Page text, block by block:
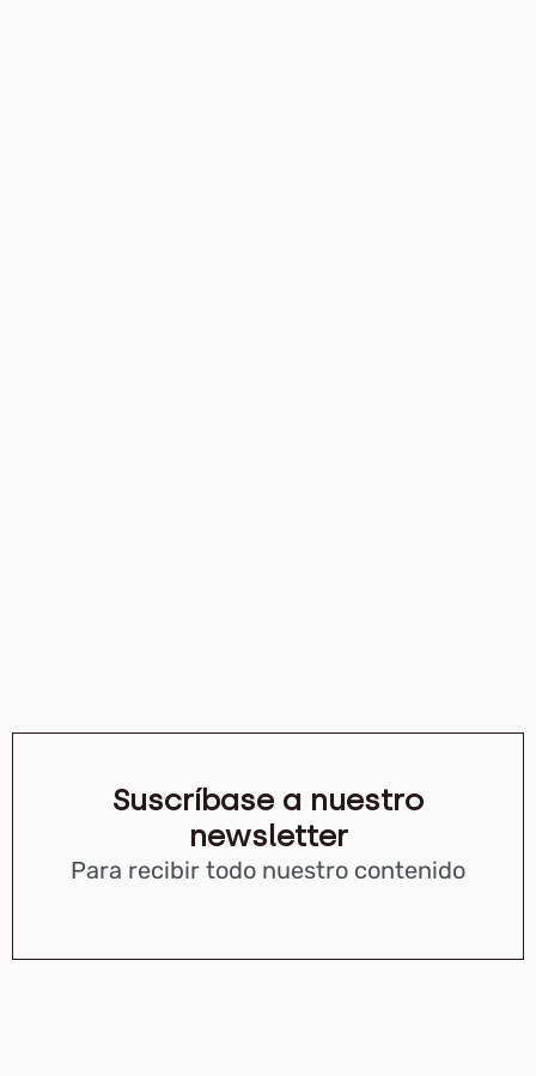
Suscríbase a nuestro
newsletter
Para recibir todo nuestro contenido